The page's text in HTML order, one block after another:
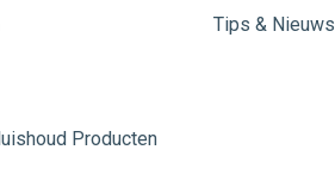
Producten
Tips & Nieuws